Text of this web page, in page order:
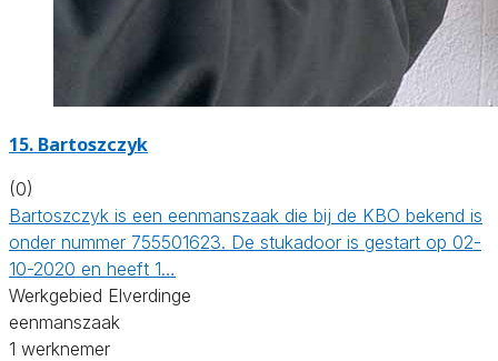
15. Bartoszczyk
(0)
Bartoszczyk is een eenmanszaak die bij de KBO bekend is
onder nummer 755501623. De stukadoor is gestart op 02-
10-2020 en heeft 1…
Werkgebied Elverdinge
eenmanszaak
1 werknemer